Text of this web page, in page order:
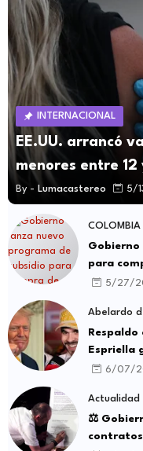
INTERNACIONAL
EE.UU. arrancó
menores entre 12
By - Lumacastereo 5/
COLOMBIA
Gobierno
para
5/27/
Abelardo
Respaldo
Espriella
6/07/
Actualidad
⚖️